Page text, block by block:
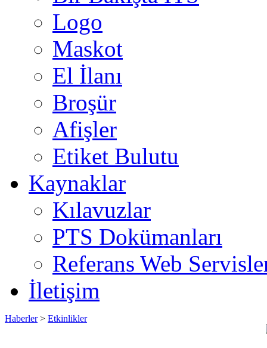
Logo
Maskot
El İlanı
Broşür
Afişler
Etiket Bulutu
Kaynaklar
Kılavuzlar
PTS Dokümanları
Referans Web
İletişim
Haberler> Etkinlikler